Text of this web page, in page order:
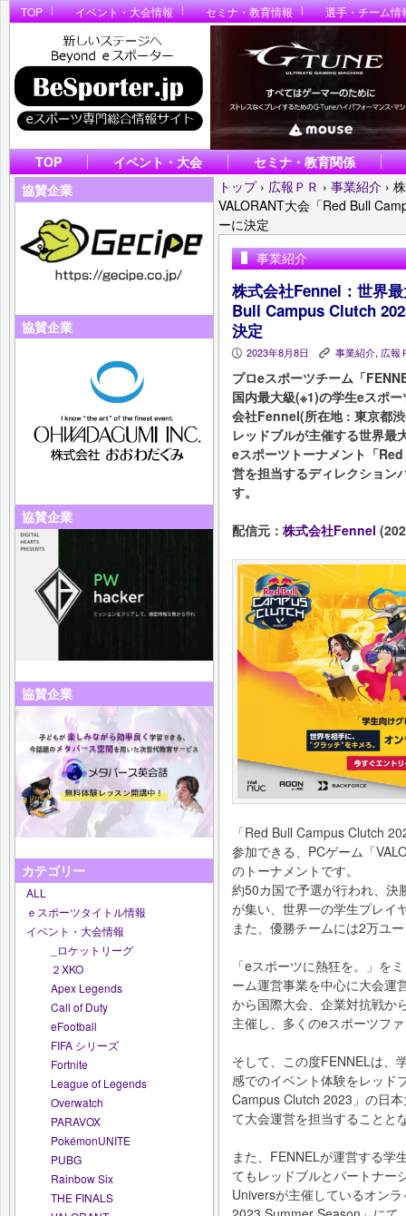
TOP イベント・大会情報 セミナ・教育情報 選手・チーム情
TOP イベント・大会
セミナ・教育関係
協賛企業
協賛企業
協賛企業
協賛企業
カテゴリー
ALL
ｅスポーツタイトル情報
イベント・大会情報
_ロケットリーグ
２XKO
Apex Legends
Call of Duty
eFootball
FIFA シリーズ
Fortnite
League of Legends
Overwatch
PARAVOX
PokémonUNITE
PUBG
Rainbow Six
THE FINALS
トップ › 広報ＰＲ › 事業紹介 ›
VALORANT大会「Red Bull
ーに決定
事業紹介
株式会社Fennel：世界
Bull Campus Clutch
決定
P 2023年8月8日 K 事業紹介, 広報
プロeスポーツチーム「
国内最大級(※1)の学生eスポ
会社Fennel(所在地 : 東京都
レッドブルが主催する世界最
eスポーツトーナメント「
営を担当するディレクション
す。
配信元： 株式会社Fennel
「Red Bull Campus Clutch
参加できる、PCゲーム「
のトーナメントです。
約50カ国で予選が行われ、決
が集い、世界一の学生プレイ
また、優勝チームには2万ユ
「eスポーツに熱狂を。」を
ーム運営事業を中心に大会運
から国際大会、企業対抗戦か
主催し、多くのeスポーツフ
そして、この度FENNELは、
感でのイベント体験をレッド
Campus Clutch 2023」の日
て大会運営を担当することと
また、FENNELが運営する学
てもレッドブルとパートナー
Universが主催しているオン